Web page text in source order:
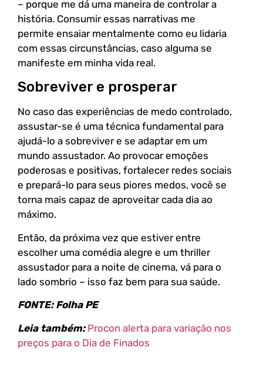
– porque me dá uma maneira de controlar a
história. Consumir essas narrativas me
permite ensaiar mentalmente como eu lidaria
com essas circunstâncias, caso alguma se
manifeste em minha vida real.
Sobreviver e prosperar
No caso das experiências de medo controlado,
assustar-se é uma técnica fundamental para
ajudá-lo a sobreviver e se adaptar em um
mundo assustador. Ao provocar emoções
poderosas e positivas, fortalecer redes sociais
e prepará-lo para seus piores medos, você se
torna mais capaz de aproveitar cada dia ao
máximo.
Então, da próxima vez que estiver entre
escolher uma comédia alegre e um thriller
assustador para a noite de cinema, vá para o
lado sombrio – isso faz bem para sua saúde.
FONTE: Folha PE
Leia também: Procon alerta para variação nos
preços para o Dia de Finados